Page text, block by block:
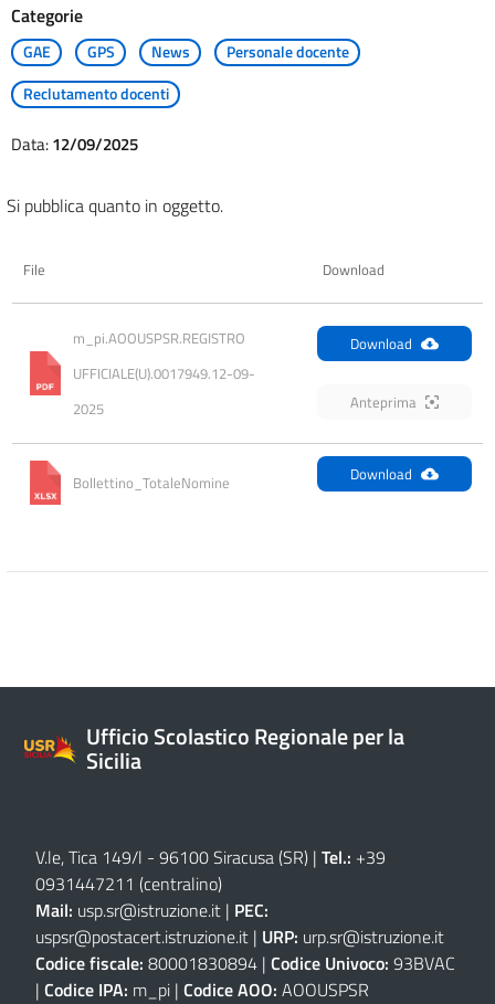
Categorie
GAE GPS News
Personale docente
Reclutamento docenti
Data:12/09/2025
Si pubblica quanto in oggetto.
File Download
m_pi.AOOUSPSR.REGISTRO
UFFICIALE(U).0017949.12-09-
2025
Download
Anteprima
Bollettino_TotaleNomine Download
Ufficio Scolastico Regionale per la
Sicilia
V.le, Tica 149/l - 96100 Siracusa (SR) | Tel.: +39
0931447211 (centralino)
Mail: usp.sr@istruzione.it | PEC:
uspsr@postacert.istruzione.it | URP: urp.sr@istruzione.it
Codice fiscale: 80001830894 | Codice Univoco: 93BVAC
| Codice IPA: m_pi | Codice AOO: AOOUSPSR